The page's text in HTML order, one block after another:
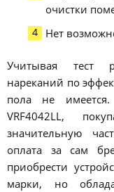
очистки
Нет
Учитывая тест
нареканий по
пола не
VRF4042LL,
значительную
оплата за сам
приобрести
марки, но